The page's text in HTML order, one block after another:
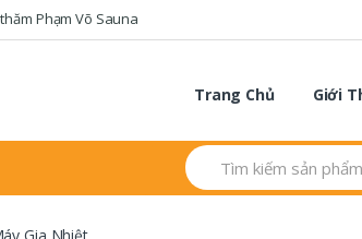
Phạm Võ Sauna
Trang Chủ Giới
Search
for:
Gia Nhiệt